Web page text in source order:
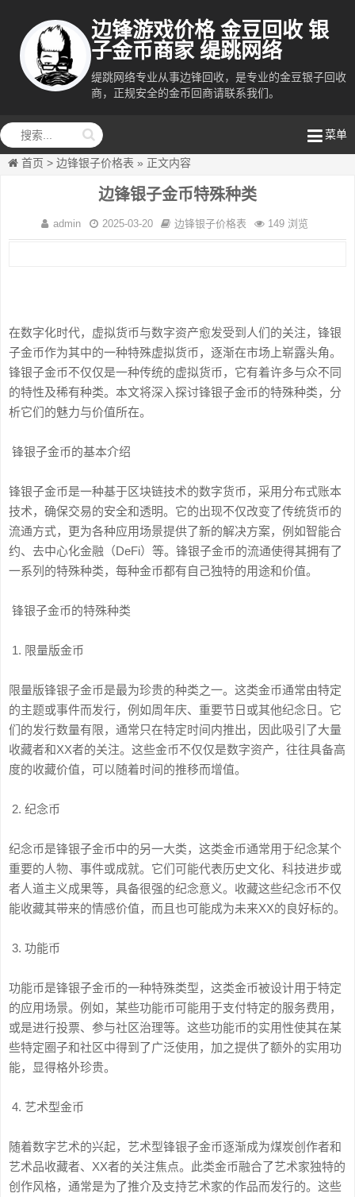
边锋游戏价格 金豆回收 银
子金币商家 缇跳网络
缇跳网络专业从事边锋回收，是专业的金豆银子回收
商，正规安全的金币回商请联系我们。
菜单
首页 > 边锋银子价格表 » 正文内容
边锋银子金币特殊种类
admin 2025-03-20 边锋银子价格表 149 浏览
在数字化时代，虚拟货币与数字资产愈发受到人们的关注，锋银
子金币作为其中的一种特殊虚拟货币，逐渐在市场上崭露头角。
锋银子金币不仅仅是一种传统的虚拟货币，它有着许多与众不同
的特性及稀有种类。本文将深入探讨锋银子金币的特殊种类，分
析它们的魅力与价值所在。
锋银子金币的基本介绍
锋银子金币是一种基于区块链技术的数字货币，采用分布式账本
技术，确保交易的安全和透明。它的出现不仅改变了传统货币的
流通方式，更为各种应用场景提供了新的解决方案，例如智能合
约、去中心化金融（DeFi）等。锋银子金币的流通使得其拥有了
一系列的特殊种类，每种金币都有自己独特的用途和价值。
锋银子金币的特殊种类
1. 限量版金币
限量版锋银子金币是最为珍贵的种类之一。这类金币通常由特定
的主题或事件而发行，例如周年庆、重要节日或其他纪念日。它
们的发行数量有限，通常只在特定时间内推出，因此吸引了大量
收藏者和XX者的关注。这些金币不仅仅是数字资产，往往具备高
度的收藏价值，可以随着时间的推移而增值。
2. 纪念币
纪念币是锋银子金币中的另一大类，这类金币通常用于纪念某个
重要的人物、事件或成就。它们可能代表历史文化、科技进步或
者人道主义成果等，具备很强的纪念意义。收藏这些纪念币不仅
能收藏其带来的情感价值，而且也可能成为未来XX的良好标的。
3. 功能币
功能币是锋银子金币的一种特殊类型，这类金币被设计用于特定
的应用场景。例如，某些功能币可能用于支付特定的服务费用，
或是进行投票、参与社区治理等。这些功能币的实用性使其在某
些特定圈子和社区中得到了广泛使用，加之提供了额外的实用功
能，显得格外珍贵。
4. 艺术型金币
随着数字艺术的兴起，艺术型锋银子金币逐渐成为煤炭创作者和
艺术品收藏者、XX者的关注焦点。此类金币融合了艺术家独特的
创作风格，通常是为了推介及支持艺术家的作品而发行的。这些